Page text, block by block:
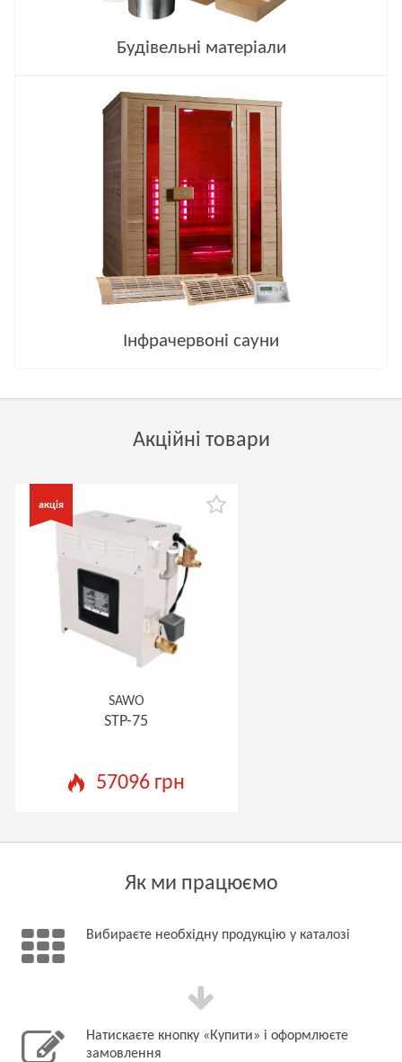
Будівельні матеріали
Інфрачервоні сауни
Акційні товари
SAWO
STP-75
57096 грн
Як ми працюємо
Вибираєте необхідну продукцію у каталозі
Натискаєте кнопку «Купити» і оформлюєте
замовлення